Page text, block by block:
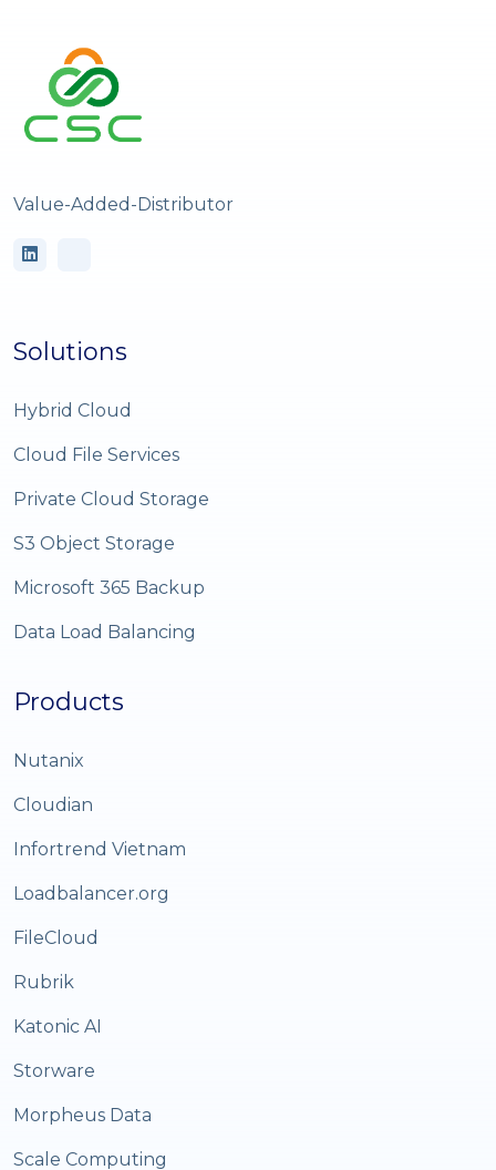
Value-Added-Distributor
Solutions
Hybrid Cloud
Cloud File Services
Private Cloud Storage
S3 Object Storage
Microsoft 365 Backup
Data Load Balancing
Products
Nutanix
Cloudian
Infortrend Vietnam
Loadbalancer.org
FileCloud
Rubrik
Katonic AI
Storware
Morpheus Data
Scale Computing